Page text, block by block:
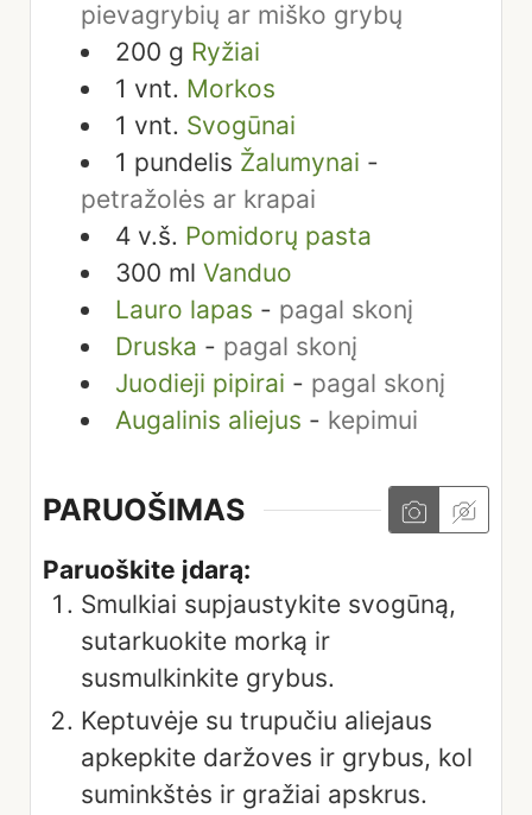
pievagrybių ar miško grybų
200 g Ryžiai
1 vnt. Morkos
1 vnt. Svogūnai
1 pundelis Žalumynai -
petražolės ar krapai
4 v.š. Pomidorų pasta
300 ml Vanduo
Lauro lapas - pagal skonį
Druska - pagal skonį
Juodieji pipirai - pagal skonį
Augalinis aliejus - kepimui
PARUOŠIMAS
Paruoškite įdarą:
Smulkiai supjaustykite svogūną,
sutarkuokite morką ir
susmulkinkite grybus.
Keptuvėje su trupučiu aliejaus
apkepkite daržoves ir grybus, kol
suminkštės ir gražiai apskrus.